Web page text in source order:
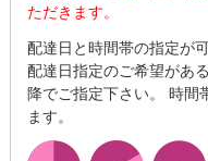
ただきます。
配達日と時間帯の指定が可
配達日指定のご希望があ
降でご指定下さい。 時間
ます。